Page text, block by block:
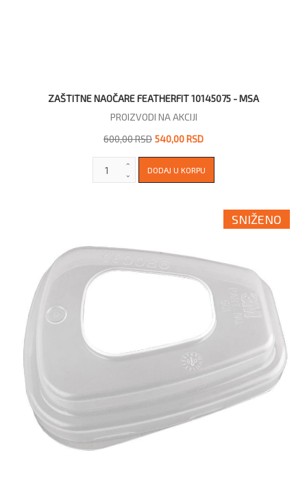
ZAŠTITNE NAOČARE FEATHERFIT 10145075 - MSA
PROIZVODI NA AKCIJI
600,00 RSD 540,00 RSD
SNIŽENO